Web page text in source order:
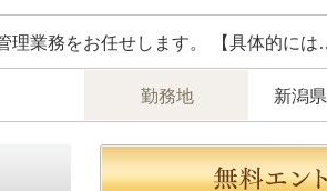
勤務地 新潟県